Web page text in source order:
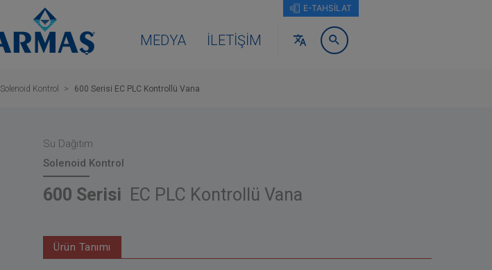
E-TAHSİLAT
MEDYA İLETIŞIM
Solenoid Kontrol 600 Serisi EC PLC Kontrollü Vana
Su Dağıtım
Solenoid Kontrol
600 Serisi EC PLC Kontrollü Vana
Ürün Tanımı